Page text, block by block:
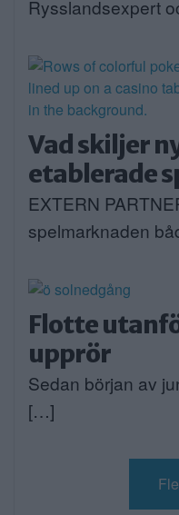
Rysslandsexpert
Vad skiljer
etablerade
EXTERN
spelmarknaden
Flotte
upprör
Sedan början av
[…]